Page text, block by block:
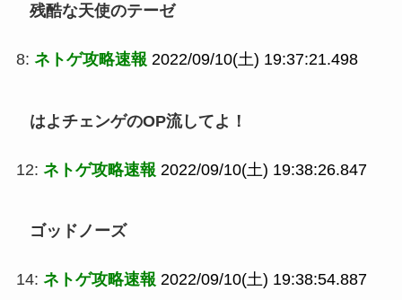
残酷な天使のテーゼ
8: ネトゲ攻略速報 2022/09/10(土) 19:37:21.498
はよチェンゲのOP流してよ！
12: ネトゲ攻略速報 2022/09/10(土) 19:38:26.847
ゴッドノーズ
14: ネトゲ攻略速報 2022/09/10(土) 19:38:54.887